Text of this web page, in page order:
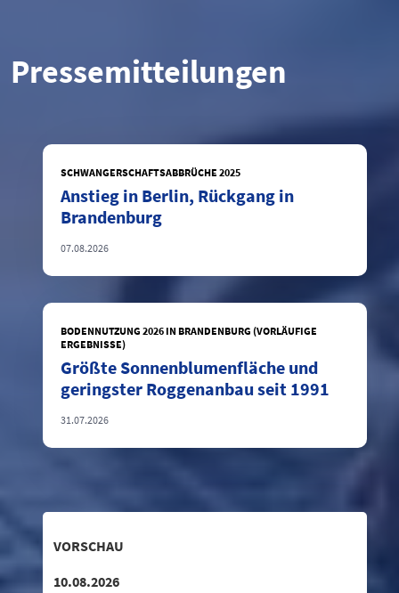
Pressemitteilungen
SCHWANGERSCHAFTSABBRÜCHE 2025
Anstieg in Berlin, Rückgang in
Brandenburg
07.08.2026
BODENNUTZUNG 2026 IN BRANDENBURG (VORLÄUFIGE
ERGEBNISSE)
Größte Sonnenblumenfläche und
geringster Roggenanbau seit 1991
31.07.2026
VORSCHAU
10.08.2026